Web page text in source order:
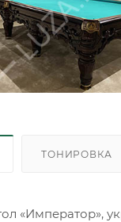
ТОНИРОВКА
«Император»,